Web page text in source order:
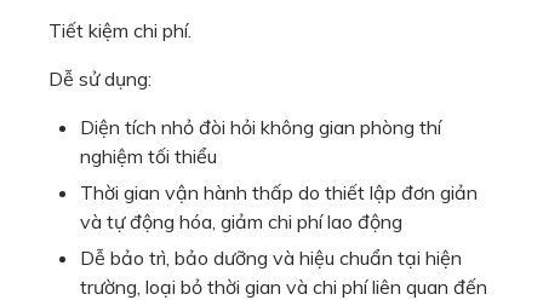
Máy đo độ nhớt động học
Kinematic Viscometer
Máy đo độ nhớt tự động U-VISC 110
Máy đo độ nhớt tự động U-VISC 120
Máy đo độ nhớt tự động 2 bể đo 2
Tiết kiệm chi phí.
Dễ sử dụng:
Diện tích nhỏ đòi hỏi không gian phòng thí
nghiệm tối thiểu
Thời gian vận hành thấp do thiết lập đơn giản
và tự động hóa, giảm chi phí lao động
Dễ bảo trì, bảo dưỡng và hiệu chuẩn tại hiện
trường, loại bỏ thời gian và chi phí liên quan đến